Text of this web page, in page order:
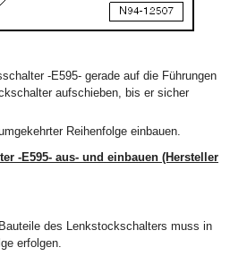
-E595- gerade auf die Führungen
aufschieben, bis er sicher
Reihenfolge einbauen.
-E595- aus- und einbauen (Hersteller
des Lenkstockschalters muss in
erfolgen.